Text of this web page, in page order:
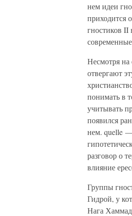
нем идеи
приходится
гностиков II
Несмотря на
отвергают
понимать в
учитывать
появился
нем. quelle —
разговор о
влияние
Группы
Гидрой, у
Нага